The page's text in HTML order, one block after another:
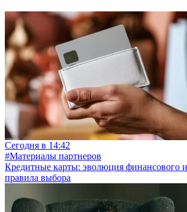
Сегодня в 14:42
#Материалы партнеров
Кредитные карты: эволюция финансового
правила выбора